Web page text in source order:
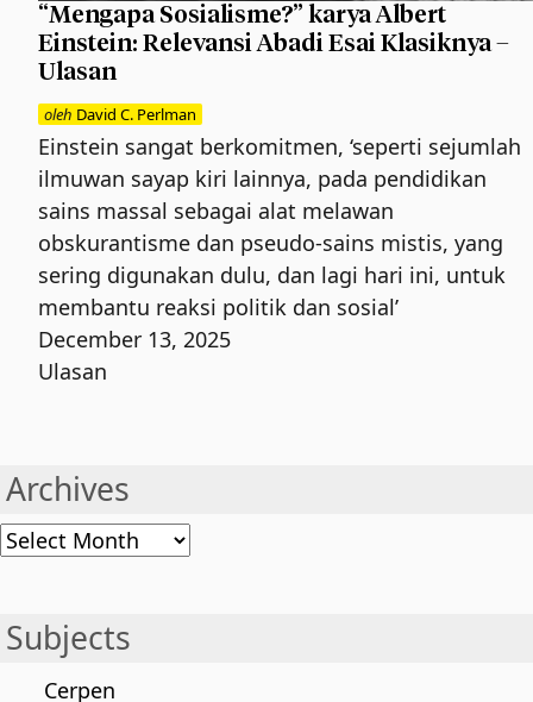
“Mengapa Sosialisme?” karya Albert
Einstein: Relevansi Abadi Esai Klasiknya –
Ulasan
oleh David C. Perlman
Einstein sangat berkomitmen, ‘seperti sejumlah
ilmuwan sayap kiri lainnya, pada pendidikan
sains massal sebagai alat melawan
obskurantisme dan pseudo-sains mistis, yang
sering digunakan dulu, dan lagi hari ini, untuk
membantu reaksi politik dan sosial’
December 13, 2025
Ulasan
Archives
Archives
Subjects
Cerpen